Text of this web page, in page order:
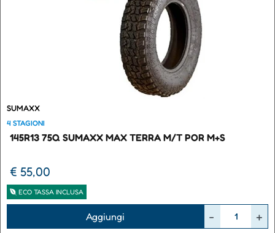
SUMAXX
4 STAGIONI
145R13 75Q SUMAXX MAX TERRA M/T POR M+S
€ 55,00
ECO TASSA INCLUSA
Aggiungi